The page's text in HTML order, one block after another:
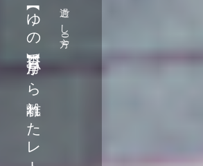
過ごし方09